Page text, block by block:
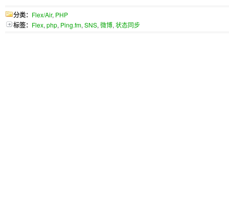
分类： Flex/Air, PHP
标签： Flex, php, Ping.fm, SNS, 微博, 状态同步